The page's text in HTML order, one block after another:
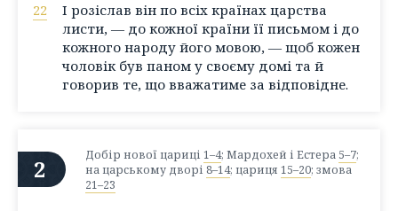
22
І розіслав він по всіх країнах царства
листи, — до кожної країни її письмом і до
кожного народу його мовою, — щоб кожен
чоловік був паном у своєму домі та й
говорив те, що вважатиме за відповідне.
2 Добір нової цариці 1–4; Мардохей і Естера 5–7;
на царському дворі 8–14; цариця 15–20; змова
21–23